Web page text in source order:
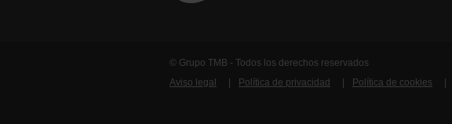
© Grupo TMB - Todos los derechos reservados
Aviso legal
Política de privacidad Política de cookies